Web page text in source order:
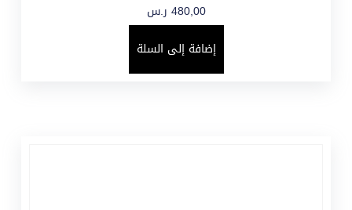
480,00 ر.س
إضافة إلى السلة